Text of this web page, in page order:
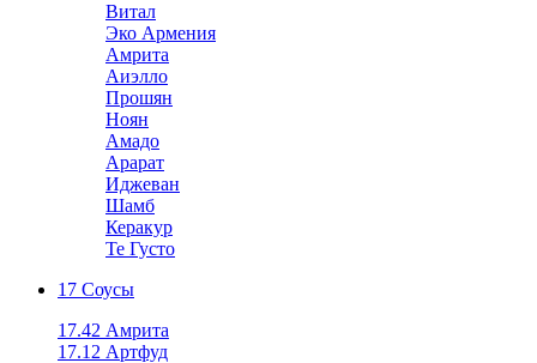
Витал
Эко Армения
Амрита
Аиэлло
Прошян
Ноян
Амадо
Арарат
Иджеван
Шамб
Керакур
Те Густо
17 Соусы
17.42 Амрита
17.12 Артфуд